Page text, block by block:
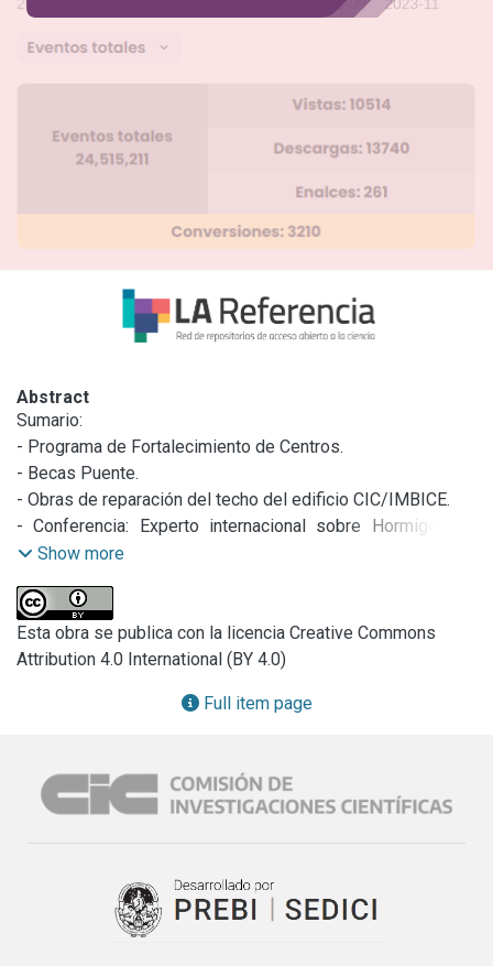
Abstract
Sumario:
- Programa de Fortalecimiento de Centros.
- Becas Puente.
- Obras de reparación del techo del edificio CIC/IMBICE.
- Conferencia: Experto internacional sobre Hormigón de
ultra alto desempeño en el LEMIT.
Ciencia): Director del IMBICE, Dr. Mario Ermácora;
Dra.Agustina Cabral, Becaria del IMBICE.
- Jornadas: Cloud Computing; Microbiología de Suelos
Show more
Esta obra se publica con la licencia Creative Commons
Attribution 4.0 International (BY 4.0)
Full item page